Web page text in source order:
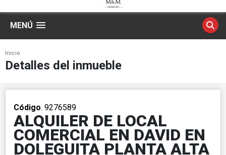
MENÚ
Inicio
Detalles del inmueble
Código. 9276589
ALQUILER DE LOCAL
COMERCIAL EN DAVID EN
DOLEGUITA PLANTA ALTA